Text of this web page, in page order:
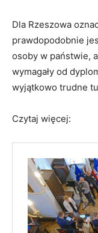
Dla Rzeszowa
prawdopodobnie
osoby w państwie,
wymagały od
wyjątkowo trudne
Czytaj więcej: